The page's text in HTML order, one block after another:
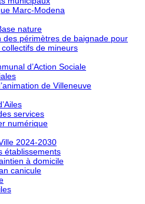
Marc-Modena
nature
des périmètres de baignade pour
de mineurs
d’Action Sociale
de Villeneuve
services
numérique
2024-2030
établissements
à domicile
canicule